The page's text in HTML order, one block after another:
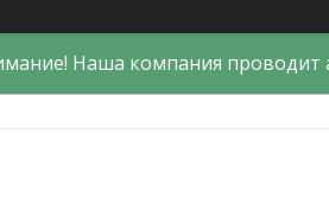
Наша компания проводит